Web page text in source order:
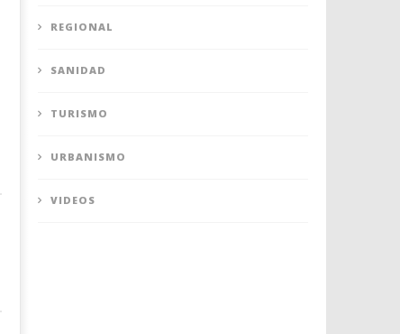
REGIONAL
SANIDAD
TURISMO
URBANISMO
VIDEOS